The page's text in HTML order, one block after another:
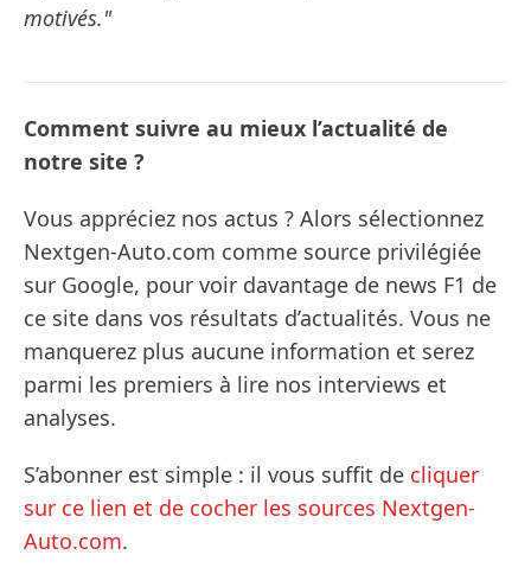
motivés."
Comment suivre au mieux l’actualité de
notre site ?
Vous appréciez nos actus ? Alors sélectionnez
Nextgen-Auto.com comme source privilégiée
sur Google, pour voir davantage de news F1 de
ce site dans vos résultats d’actualités. Vous ne
manquerez plus aucune information et serez
parmi les premiers à lire nos interviews et
analyses.
S’abonner est simple : il vous suffit de cliquer
sur ce lien et de cocher les sources Nextgen-
Auto.com.